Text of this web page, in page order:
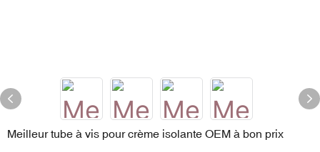
Meilleur tube à vis pour crème isolante OEM à bon prix